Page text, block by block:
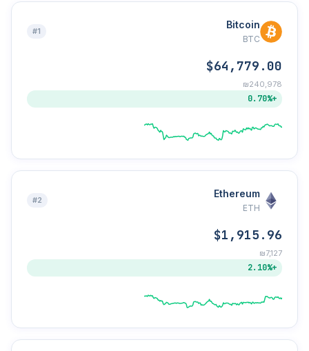
Bitcoin
BTC
#1
$64,779.00
₪240,978
+0.70%
Ethereum
ETH
#2
$1,915.96
₪7,127
+2.10%